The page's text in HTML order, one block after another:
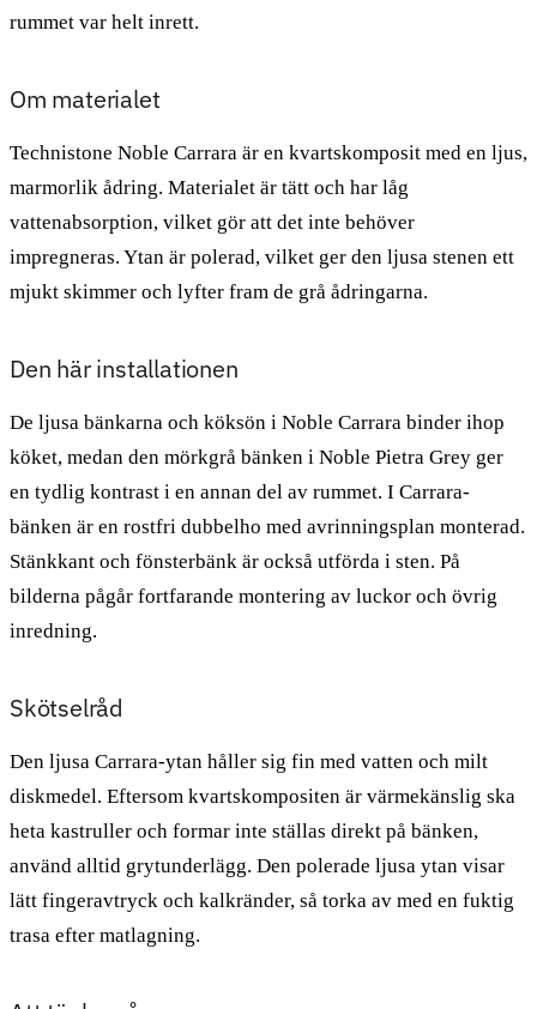
rummet var helt inrett.
Om materialet
Technistone Noble Carrara är en kvartskomposit med en ljus,
marmorlik ådring. Materialet är tätt och har låg
vattenabsorption, vilket gör att det inte behöver
impregneras. Ytan är polerad, vilket ger den ljusa stenen ett
mjukt skimmer och lyfter fram de grå ådringarna.
Den här installationen
De ljusa bänkarna och köksön i Noble Carrara binder ihop
köket, medan den mörkgrå bänken i Noble Pietra Grey ger
en tydlig kontrast i en annan del av rummet. I Carrara-
bänken är en rostfri dubbelho med avrinningsplan monterad.
Stänkkant och fönsterbänk är också utförda i sten. På
bilderna pågår fortfarande montering av luckor och övrig
inredning.
Skötselråd
Den ljusa Carrara-ytan håller sig fin med vatten och milt
diskmedel. Eftersom kvartskompositen är värmekänslig ska
heta kastruller och formar inte ställas direkt på bänken,
använd alltid grytunderlägg. Den polerade ljusa ytan visar
lätt fingeravtryck och kalkränder, så torka av med en fuktig
trasa efter matlagning.